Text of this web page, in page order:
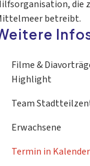
die
betreibt.
Filme &
Highlight
Team
Erwachsene
Termin in